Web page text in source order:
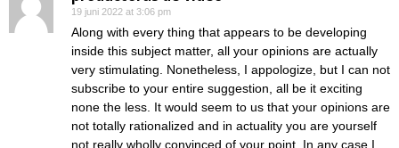
19 juni 2022 at 3:06 pm
Along with every thing that appears to be developing
inside this subject matter, all your opinions are actually
very stimulating. Nonetheless, I appologize, but I can not
subscribe to your entire suggestion, all be it exciting
none the less. It would seem to us that your opinions are
not totally rationalized and in actuality you are yourself
not really wholly convinced of your point. In any case I